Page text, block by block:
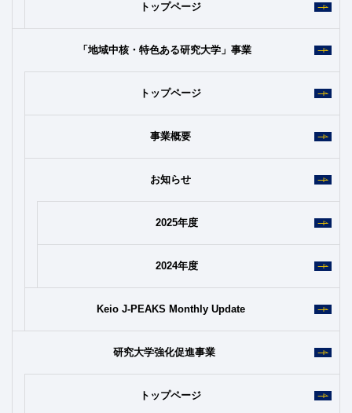
トップページ
「地域中核・特色ある研究大学」事業
トップページ
事業概要
お知らせ
2025年度
2024年度
Keio J-PEAKS Monthly Update
研究大学強化促進事業
トップページ